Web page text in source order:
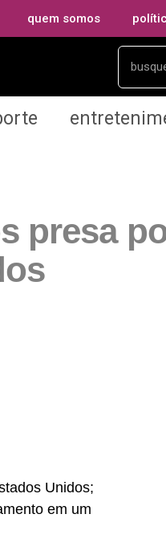
quem somos
presa
Unidos;
em um